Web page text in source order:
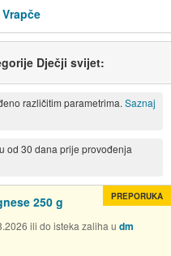
Dječji svijet:
različitim parametrima. Saznaj
od 30 dana prije provođenja
250 g
ili do isteka zaliha u dm
PREPORUKA